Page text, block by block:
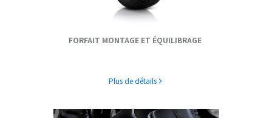
FORFAIT MONTAGE ET ÉQUILIBRAGE
Plus de détails